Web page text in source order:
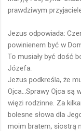
prawdziwym
Jezus odpowiada:
powinienem być w
To musiały być dość
Józefa.
Jezus podkreśla, że
Ojca...Sprawy Ojca są
więzi rodzinne. Za
bolesne słowa dla
moim bratem, siostrą